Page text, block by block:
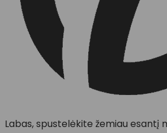
Labas, spustelėkite žemiau esantį